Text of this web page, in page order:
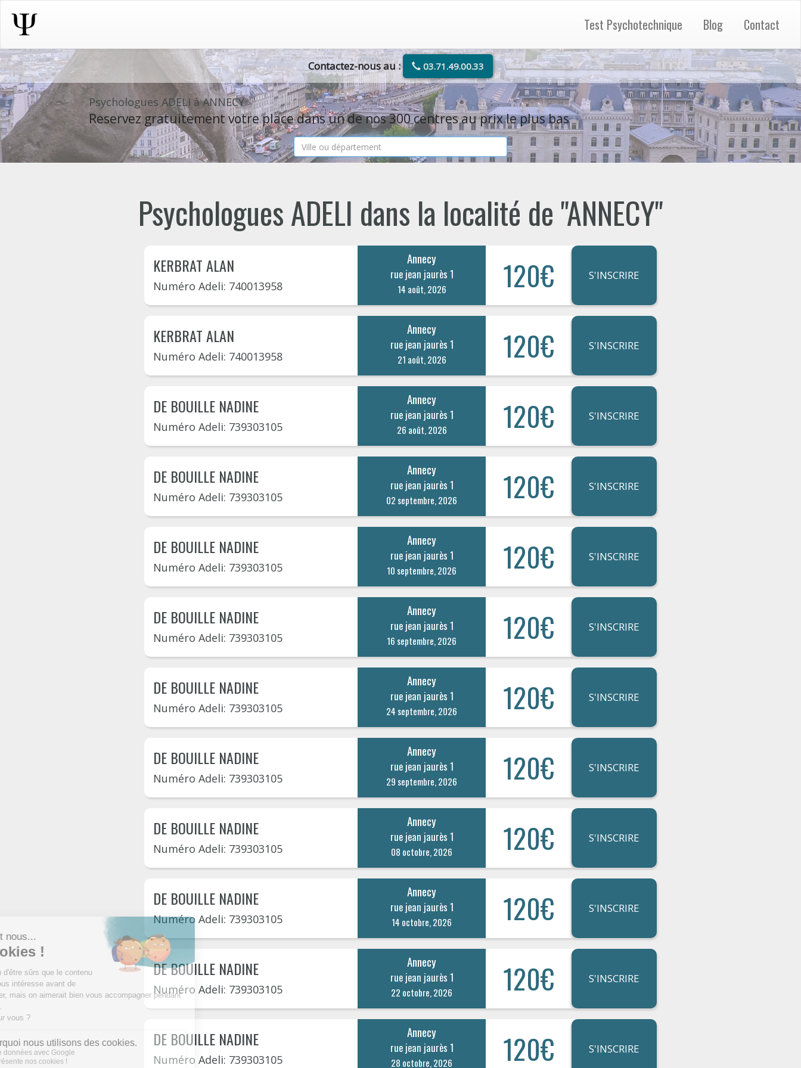
Test Psychotechnique Blog Contact
Contactez-nous au : 03.71.49.00.33
Psychologues ADELI à ANNECY
Reservez gratuitement votre place dans un de nos 300 centres au prix le plus bas
Psychologues ADELI dans la localité de "ANNECY"
KERBRAT ALAN
Numéro Adeli: 740013958
Annecy
rue jean jaurès 1
14 août, 2026 120€ S'INSCRIRE
KERBRAT ALAN
Numéro Adeli: 740013958
Annecy
rue jean jaurès 1
21 août, 2026 120€ S'INSCRIRE
DE BOUILLE NADINE
Numéro Adeli: 739303105
Annecy
rue jean jaurès 1
26 août, 2026 120€ S'INSCRIRE
DE BOUILLE NADINE
Numéro Adeli: 739303105
Annecy
rue jean jaurès 1
02 septembre, 2026 120€ S'INSCRIRE
DE BOUILLE NADINE
Numéro Adeli: 739303105
Annecy
rue jean jaurès 1
10 septembre, 2026 120€ S'INSCRIRE
DE BOUILLE NADINE
Numéro Adeli: 739303105
Annecy
rue jean jaurès 1
16 septembre, 2026 120€ S'INSCRIRE
DE BOUILLE NADINE
Numéro Adeli: 739303105
Annecy
rue jean jaurès 1
24 septembre, 2026 120€ S'INSCRIRE
DE BOUILLE NADINE
Numéro Adeli: 739303105
Annecy
rue jean jaurès 1
29 septembre, 2026 120€ S'INSCRIRE
DE BOUILLE NADINE
Numéro Adeli: 739303105
Annecy
rue jean jaurès 1
08 octobre, 2026 120€ S'INSCRIRE
DE BOUILLE NADINE
Numéro Adeli: 739303105
Annecy
rue jean jaurès 1
14 octobre, 2026 120€ S'INSCRIRE
DE BOUILLE NADINE
Numéro Adeli: 739303105
Annecy
rue jean jaurès 1
22 octobre, 2026 120€ S'INSCRIRE
DE BOUILLE NADINE
Numéro Adeli: 739303105
Annecy
rue jean jaurès 1
28 octobre, 2026 120€ S'INSCRIRE